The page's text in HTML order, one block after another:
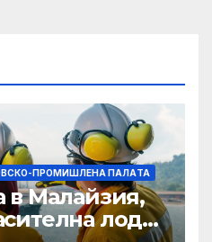
ПРОМИШЛЕНА ПАЛAТА
в Малайзия,
лодка